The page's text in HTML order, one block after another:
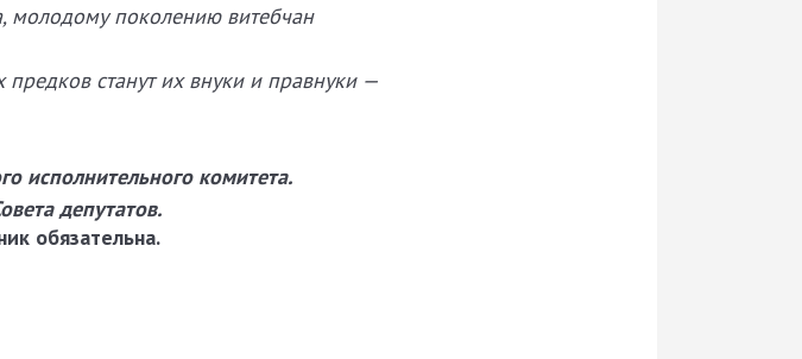
молодому поколению витебчан
станут их внуки и правнуки —
исполнительного комитета.
депутатов.
обязательна.